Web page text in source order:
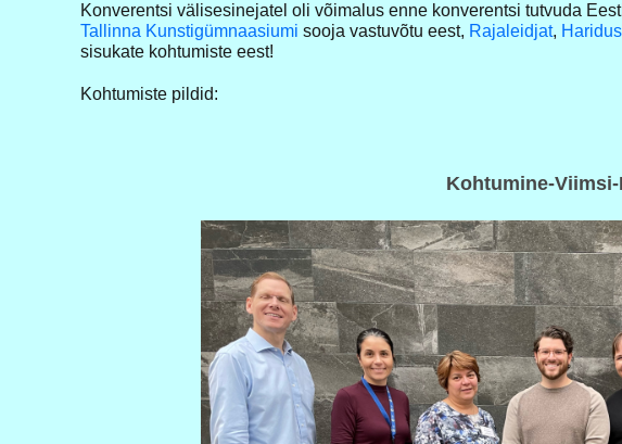
Konverentsi välisesinejatel oli võimalus enne konverentsi tutvuda
Tallinna Kunstigümnaasiumi sooja vastuvõtu eest, Rajaleidjat,
sisukate kohtumiste eest!
Kohtumiste pildid:
Kohtumine-